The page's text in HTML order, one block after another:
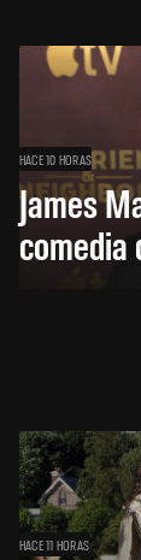
HACE 10 HORAS
James
comedia
HACE 11 HORAS